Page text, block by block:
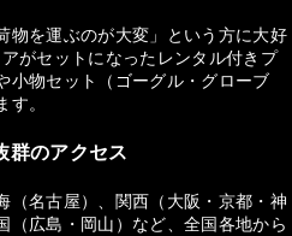
物を運ぶのが大変」という方に大好
がセットになったレンタル付きプ
小物セット（ゴーグル・グローブ
。
群のアクセス
（名古屋）、関西（大阪・京都・神
（広島・岡山）など、全国各地から